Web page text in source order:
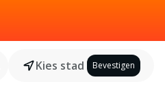
Kies stad Bevestigen